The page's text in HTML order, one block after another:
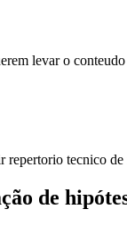
levar o
repertorio tecnico
de